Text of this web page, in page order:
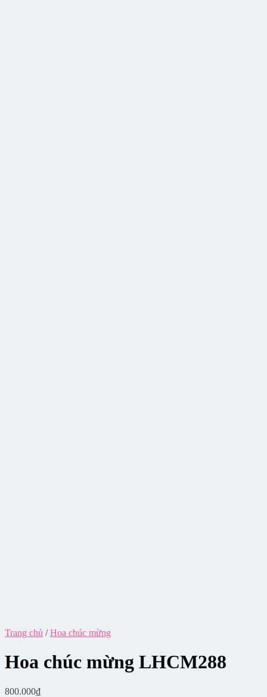
Trang chủ / Hoa chúc mừng
Hoa chúc mừng LHCM288
800.000₫